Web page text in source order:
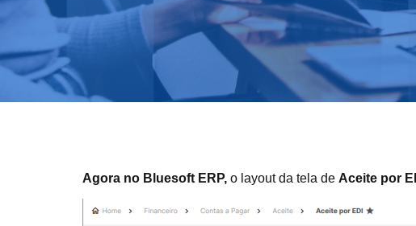
Agora no Bluesoft ERP, o layout da tela de Aceite por